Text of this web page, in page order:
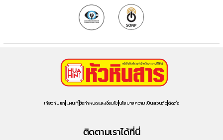
เกี่ยวกับเรา แผนที่ ข้อกำหนดและเงื่อนไข นโยบายความเป็นส่วนตัวติดต่อ
ติดตามเราได้ที่นี่